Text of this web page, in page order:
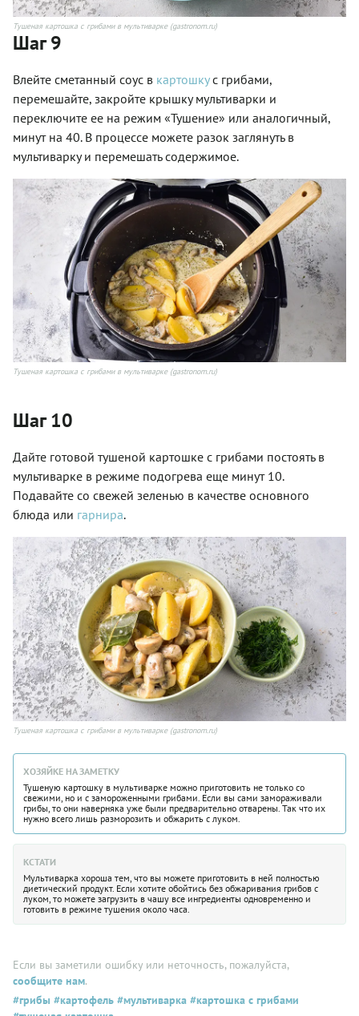
Тушеная картошка с грибами в мультиварке (gastronom.ru)
Шаг 9
Влейте сметанный соус в картошкус грибами,
перемешайте, закройте крышку мультиварки и
переключите ее на режим «Тушение» или аналогичный,
минут на 40. В процессе можете разок заглянуть в
мультиварку и перемешать содержимое.
Тушеная картошка с грибами в мультиварке (gastronom.ru)
Шаг 10
Дайте готовой тушеной картошке с грибами постоять в
мультиварке в режиме подогрева еще минут 10.
Подавайте со свежей зеленью в качестве основного
блюда или гарнира.
Тушеная картошка с грибами в мультиварке (gastronom.ru)
ХОЗЯЙКЕ НА ЗАМЕТКУ
Тушеную картошку в мультиварке можно приготовить не только со
свежими, но и с замороженными грибами. Если вы сами замораживали
грибы, то они наверняка уже были предварительно отварены. Так что их
нужно всего лишь разморозить и обжарить с луком.
КСТАТИ
Мультиварка хороша тем, что вы можете приготовить в ней полностью
диетический продукт. Если хотите обойтись без обжаривания грибов с
луком, то можете загрузить в чашу все ингредиенты одновременно и
готовить в режиме тушения около часа.
Если вы заметили ошибку или неточность, пожалуйста,
сообщите нам.
#грибы #картофель #мультиварка #картошка с грибами